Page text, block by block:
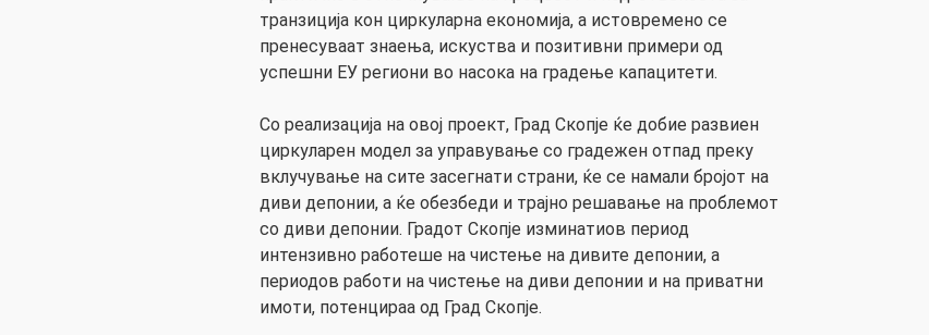
транзиција кон циркуларна економија, а истовремено се
пренесуваат знаења, искуства и позитивни примери од
успешни ЕУ региони во насока на градење капацитети.
Со реализација на овој проект, Град Скопје ќе добие развиен
циркуларен модел за управување со градежен отпад преку
вклучување на сите засегнати страни, ќе се намали бројот на
диви депонии, а ќе обезбеди и трајно решавање на проблемот
со диви депонии. Градот Скопје изминатиов период
интензивно работеше на чистење на дивите депонии, а
периодов работи на чистење на диви депонии и на приватни
имоти, потенцираа од Град Скопје.